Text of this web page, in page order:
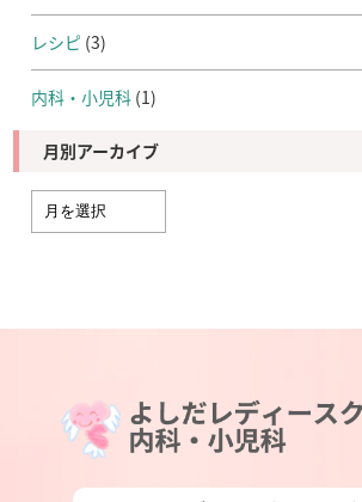
レシピ (3)
内科・小児科 (1)
月別アーカイブ